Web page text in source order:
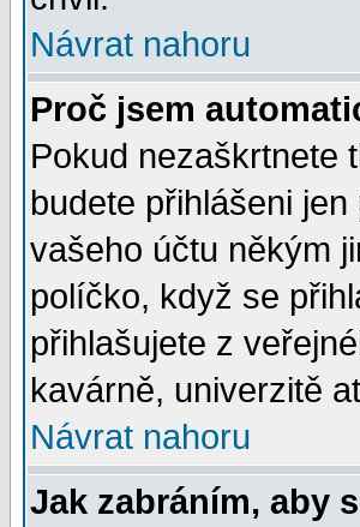
Návrat nahoru
Proč jsem
Pokud nezaškrtnete
budete přihlášeni
vašeho účtu někým
políčko, když se
přihlašujete z
kavárně, univerzitě
Návrat nahoru
Jak zabráním, aby